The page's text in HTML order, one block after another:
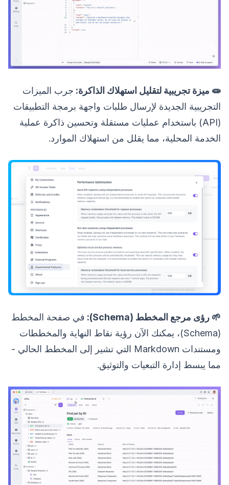
🧫 ميزة تجريبية لتقليل استهلاك الذاكرة: جرب الميزات
التجريبية الجديدة لإرسال طلبات واجهة برمجة التطبيقات
(API) باستخدام عمليات مستقلة وتحسين ذاكرة عملية
الخدمة المحلية، مما يقلل من استهلاك الموارد.
🌱 رؤى مرجع المخطط (Schema):
في صفحة المخطط
(Schema)، يمكنك الآن رؤية نقاط النهاية والمخططات
ومستندات Markdown التي تشير إلى المخطط الحالي -
مما يبسط إدارة التبعيات والتوثيق.